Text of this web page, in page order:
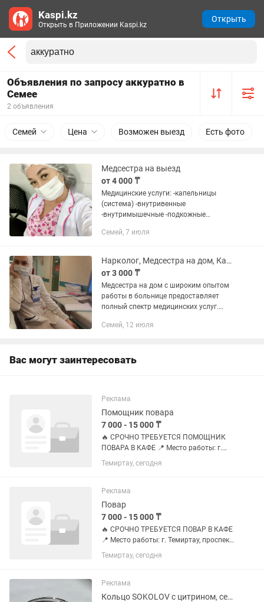
Объявления по запросу аккуратно в
Семее
2 объявления
Семей Цена Возможен выезд Есть фото
Медсестра на выезд
от 4 000 ₸
Медицинские услуги: -капельницы
(система) -внутривенные
-внутримышечные -подкожные
-наркотическая интоксикация -вывод
клизмы...
Семей, 7 июля
Нарколог, Медсестра на дом, Капельница, Интоксикация, Вывод из запоя
от 3 000 ₸
Медсестра на дом с широким опытом
работы в больнице предоставляет
полный спектр медицинских услуг.
уколы, устанавливать катетеры, а
Семей, 12 июля
Вас могут заинтересовать
Реклама
Помощник повара
7 000 - 15 000 ₸
🔥 СРОЧНО ТРЕБУЕТСЯ ПОМОЩНИК
ПОВАРА В КАФЕ 📍 Место работы: г.
Темиртау, проспект Строителей, 9/1
Условия: • Зарплата — 7 000 тг за
120 000 тг • В среднем за...
Темиртау, сегодня
Реклама
Повар
7 000 - 15 000 ₸
🔥 СРОЧНО ТРЕБУЕТСЯ ПОВАР В КАФЕ
📍 Место работы: г. Темиртау, проспект
Строителей, 9/1 Условия: • Зарплата —
7 000 тг за смену + 5% от оборота при
смену выходит...
Темиртау, сегодня
Реклама
Кольцо SOKOLOV с цитрином, серебро 925, размер 16
Kaspi.kz
Открыть в Приложении Kaspi.kz
Открыть